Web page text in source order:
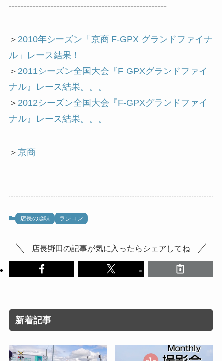
-----------------------------------------------------
＞ 2010年シーズン「京商 F-GPX グランドファイナ
ル」レース結果！
＞ 2011シーズン全国大会『F-GPXグランドファイ
ナル』レース結果。。。
＞ 2012シーズン全国大会『F-GPXグランドファイ
ナル』レース結果。。。
＞ 京商
店長の趣味 ラジコン
店長野田の記事が気に入ったらシェアしてね
新着記事